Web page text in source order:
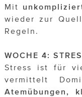
Mit
wieder zur
Regeln.
WOCHE 4:
Stress ist für
vermittelt
Atemübungen,